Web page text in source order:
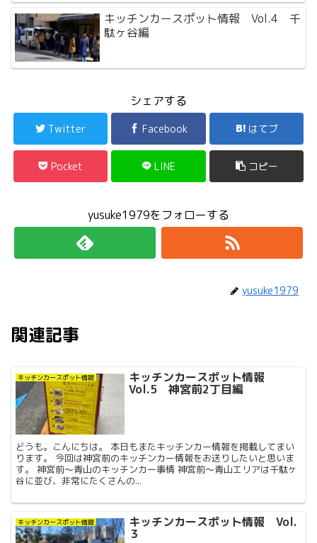
キッチンカースポット情報 Vol.4 千
駄ヶ谷編
シェアする
Twitter Facebook はてブ
Pocket LINE コピー
yusuke1979をフォローする
yusuke1979
関連記事
キッチンカースポット情報 キッチンカースポット情報
Vol.5 神宮前2丁目編
どうも。こんにちは。 本日もまたキッチンカー情報を掲載してまい
ります。 今回は神宮前のキッチンカー情報をお送りしたいと思いま
す。 神宮前〜青山のキッチンカー事情 神宮前〜青山エリアは千駄ヶ
谷に並び、非常にたくさんの...
キッチンカースポット情報 キッチンカースポット情報 Vol.
３